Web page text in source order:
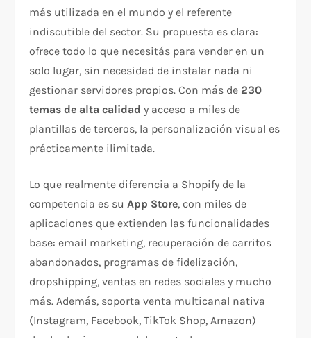
más utilizada en el mundo y el referente
indiscutible del sector. Su propuesta es clara:
ofrece todo lo que necesitás para vender en un
solo lugar, sin necesidad de instalar nada ni
gestionar servidores propios. Con más de 230
temas de alta calidad y acceso a miles de
plantillas de terceros, la personalización visual es
prácticamente ilimitada.
Lo que realmente diferencia a Shopify de la
competencia es su App Store, con miles de
aplicaciones que extienden las funcionalidades
base: email marketing, recuperación de carritos
abandonados, programas de fidelización,
dropshipping, ventas en redes sociales y mucho
más. Además, soporta venta multicanal nativa
(Instagram, Facebook, TikTok Shop, Amazon)